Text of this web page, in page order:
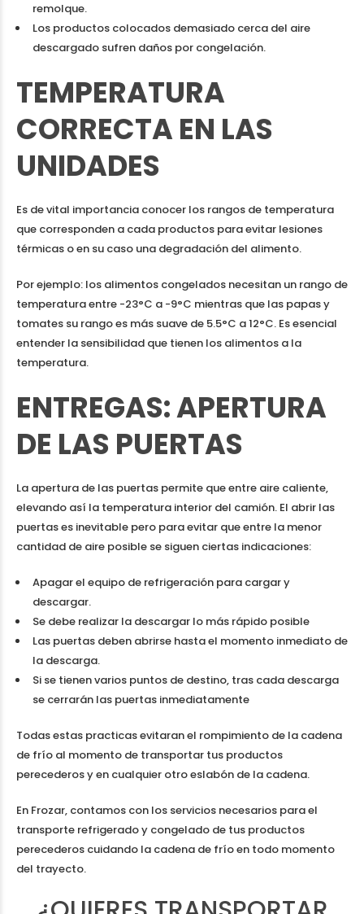
remolque.
Los productos colocados demasiado cerca del aire
descargado sufren daños por congelación.
TEMPERATURA
CORRECTA EN LAS
UNIDADES
Es de vital importancia conocer los rangos de temperatura
que corresponden a cada productos para evitar lesiones
térmicas o en su caso una degradación del alimento.
Por ejemplo: los alimentos congelados necesitan un rango de
temperatura entre -23°C a -9°C mientras que las papas y
tomates su rango es más suave de 5.5°C a 12°C. Es esencial
entender la sensibilidad que tienen los alimentos a la
temperatura.
ENTREGAS: APERTURA
DE LAS PUERTAS
La apertura de las puertas permite que entre aire caliente,
elevando así la temperatura interior del camión. El abrir las
puertas es inevitable pero para evitar que entre la menor
cantidad de aire posible se siguen ciertas indicaciones:
Apagar el equipo de refrigeración para cargar y
descargar.
Se debe realizar la descargar lo más rápido posible
Las puertas deben abrirse hasta el momento inmediato de
la descarga.
Si se tienen varios puntos de destino, tras cada descarga
se cerrarán las puertas inmediatamente
Todas estas practicas evitaran el rompimiento de la cadena
de frío al momento de transportar tus productos
perecederos y en cualquier otro eslabón de la cadena.
En Frozar, contamos con los servicios necesarios para el
transporte refrigerado y congelado de tus productos
perecederos cuidando la cadena de frío en todo momento
del trayecto.